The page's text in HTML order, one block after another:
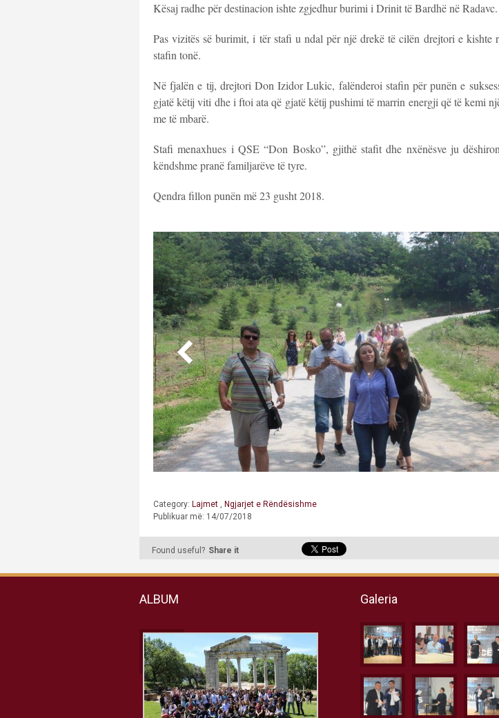
Kësaj radhe për destinacion ishte zgjedhur burimi i Drinit të Bardhë në Radavc.
Pas vizitës së burimit, i tër stafi u ndal për një drekë të cilën drejtori e kishte
stafin tonë.
Në fjalën e tij, drejtori Don Izidor Lukic, falënderoi stafin për punën e
gjatë këtij viti dhe i ftoi ata që gjatë këtij pushimi të marrin energji që të kemi
me të mbarë.
Stafi menaxhues i QSE “Don Bosko”, gjithë stafit dhe nxënësve ju
këndshme pranë familjarëve të tyre.
Qendra fillon punën më 23 gusht 2018.
Category: Lajmet , Ngjarjet e Rëndësishme
Publikuar më: 14/07/2018
Found useful? Share it
ALBUM Galeria